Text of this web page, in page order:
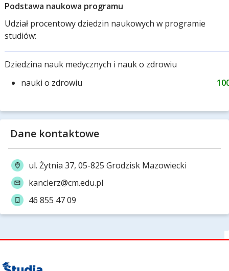
Podstawa naukowa programu
Udział procentowy dziedzin naukowych w programie
studiów:
Dziedzina nauk medycznych i nauk o zdrowiu
nauki o zdrowiu
Dane kontaktowe
ul. Żytnia 37, 05-825 Grodzisk Mazowiecki
kanclerz@cm.edu.pl
46 855 47 09